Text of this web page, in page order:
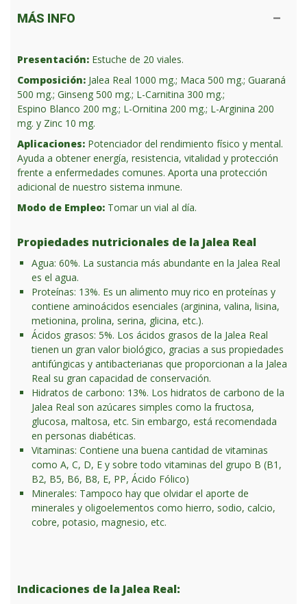
MÁS INFO
Presentación: Estuche de 20 viales.
Composición: Jalea Real 1000 mg.; Maca 500 mg.; Guaraná
500 mg.; Ginseng 500 mg.; L-Carnitina 300 mg.;
Espino Blanco 200 mg.; L-Ornitina 200 mg.; L-Arginina 200
mg. y Zinc 10 mg.
Aplicaciones: Potenciador del rendimiento físico y mental.
Ayuda a obtener energía, resistencia, vitalidad y protección
frente a enfermedades comunes. Aporta una protección
adicional de nuestro sistema inmune.
Modo de Empleo: Tomar un vial al día.
Propiedades nutricionales de la Jalea Real
Agua: 60%. La sustancia más abundante en la Jalea Real
es el agua.
Proteínas: 13%. Es un alimento muy rico en proteínas y
contiene aminoácidos esenciales (arginina, valina, lisina,
metionina, prolina, serina, glicina, etc.).
Ácidos grasos: 5%. Los ácidos grasos de la Jalea Real
tienen un gran valor biológico, gracias a sus propiedades
antifúngicas y antibacterianas que proporcionan a la Jalea
Real su gran capacidad de conservación.
Hidratos de carbono: 13%. Los hidratos de carbono de la
Jalea Real son azúcares simples como la fructosa,
glucosa, maltosa, etc. Sin embargo, está recomendada
en personas diabéticas.
Vitaminas: Contiene una buena cantidad de vitaminas
como A, C, D, E y sobre todo vitaminas del grupo B (B1,
B2, B5, B6, B8, E, PP, Ácido Fólico)
Minerales: Tampoco hay que olvidar el aporte de
minerales y oligoelementos como hierro, sodio, calcio,
cobre, potasio, magnesio, etc.
Indicaciones de la Jalea Real: